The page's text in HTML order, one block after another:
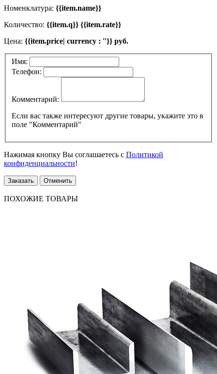
Номенклатура: {{item.name}}
Количество: {{item.q}} {{item.rate}}
Цена: {{item.price| currency : ''}} руб.
Имя:
Телефон:
Комментарий:
Если вас также интересуют другие товары, укажите это в
поле "Комментарий"
Нажимая кнопку Вы соглашаетесь с Политикой
конфиденциальности!
Заказать Отменить
ПОХОЖИЕ ТОВАРЫ